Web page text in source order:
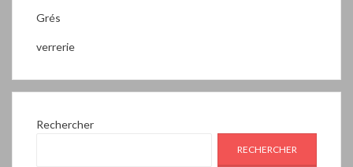
Grés
verrerie
Rechercher
RECHERCHER